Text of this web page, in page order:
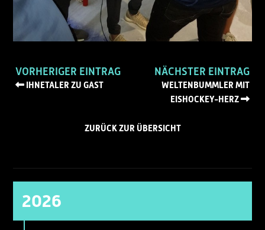
VORHERIGER EINTRAG
IHNETALER ZU GAST
NÄCHSTER EINTRAG
WELTENBUMMLER MIT
EISHOCKEY-HERZ
ZURÜCK ZUR ÜBERSICHT
2026